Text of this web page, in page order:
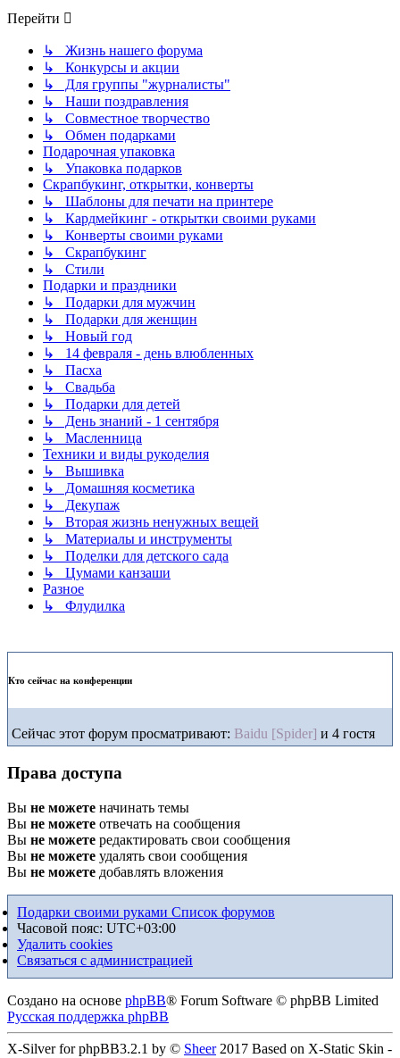
Перейти
↳ Жизнь нашего форума
↳ Конкурсы и акции
↳ Для группы "журналисты"
↳ Наши поздравления
↳ Совместное творчество
↳ Обмен подарками
Подарочная упаковка
↳ Упаковка подарков
Скрапбукинг, открытки, конверты
↳ Шаблоны для печати на принтере
↳ Кардмейкинг - открытки своими руками
↳ Конверты своими руками
↳ Скрапбукинг
↳ Стили
Подарки и праздники
↳ Подарки для мужчин
↳ Подарки для женщин
↳ Новый год
↳ 14 февраля - день влюбленных
↳ Пасха
↳ Свадьба
↳ Подарки для детей
↳ День знаний - 1 сентября
↳ Масленница
Техники и виды рукоделия
↳ Вышивка
↳ Домашняя косметика
↳ Декупаж
↳ Вторая жизнь ненужных вещей
↳ Материалы и инструменты
↳ Поделки для детского сада
↳ Цумами канзаши
Разное
↳ Флудилка
Кто сейчас на конференции
Сейчас этот форум просматривают: Baidu [Spider] и 4 гостя
Права доступа
Вы не можете начинать темы
Вы не можете отвечать на сообщения
Вы не можете редактировать свои сообщения
Вы не можете удалять свои сообщения
Вы не можете добавлять вложения
Подарки своими руками Список форумов
Часовой пояс: UTC+03:00
Удалить cookies
Связаться с администрацией
Создано на основе phpBB® Forum Software © phpBB Limited
Русская поддержка phpBB
X-Silver for phpBB3.2.1 by © Sheer2017 Based on X-Static Skin -